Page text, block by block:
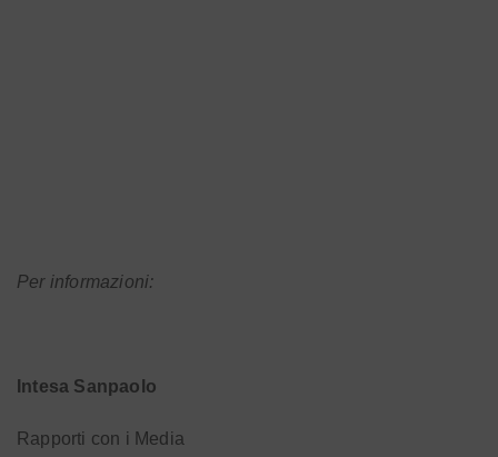
Per informazioni:
Intesa Sanpaolo
Rapporti con i Media